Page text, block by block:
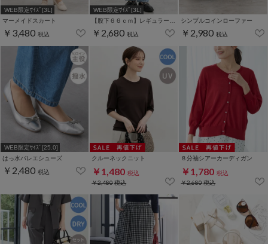
WEB限定ｻｲｽﾞ[3L]
マーメイドスカート
￥3,480 税込
WEB限定ｻｲｽﾞ[3L]
￥2,680 税込
シンプルコインローファー
￥2,980 税込
WEB限定ｻｲｽﾞ[25.0]
はっ水バレエシューズ
￥2,480 税込
クルーネックニット
￥1,480 税込
￥2,480税込
８分袖シアーカーディガン
￥1,780 税込
￥2,680税込